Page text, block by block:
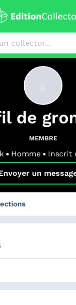
de
MEMBRE
Homme Inscrit
un